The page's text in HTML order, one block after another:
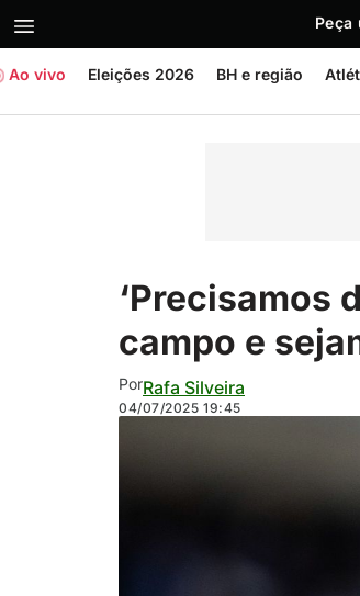
Peça
Ao vivo Eleições 2026 BH e região
‘Precisamos
campo e
PorRafa Silveira
04/07/2025 19:45